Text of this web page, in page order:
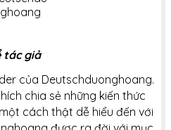
tác giả
của Deutschduonghoang.
chia sẻ những kiến thức
cách thật dễ hiểu đến với